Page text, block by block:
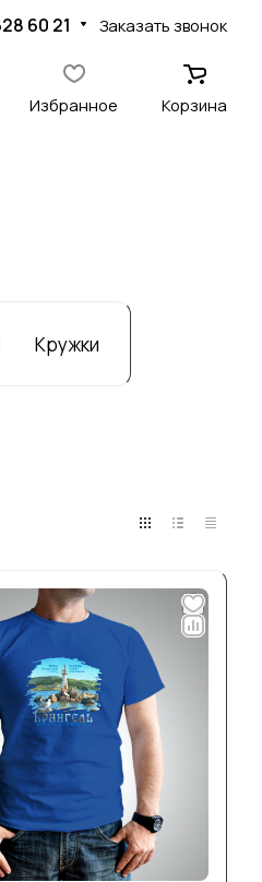
60 21 Заказать звонок
Избранное Корзина
Кружки